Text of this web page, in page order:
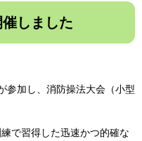
しました
加し、消防操法大会（小型
で習得した迅速かつ的確な